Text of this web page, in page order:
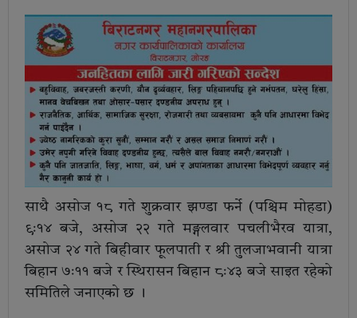
साथै असोज १८ गते शुक्रवार झण्डा फर्ने (पश्चिम मोहडा)
९ः१४ बजे, असोज २२ गते मङ्गलवार पचलीभैरव यात्रा,
असोज २४ गते बिहीवार फूलपाती र श्री तुलजाभवानी यात्रा
बिहान ७ः११ बजे र स्थिरासन बिहान ८ः४३ बजे साइत रहेको
समितिले जनाएको छ ।